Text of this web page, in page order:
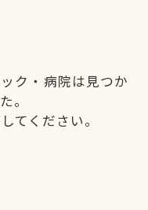
ク・病院は見つか
。
てください。